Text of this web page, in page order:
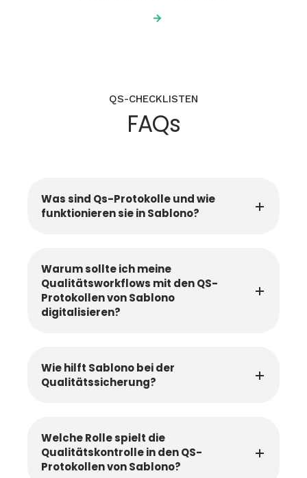
QS-CHECKLISTEN
FAQs
Was sind Qs-Protokolle und wie
funktionieren sie in Sablono?
Warum sollte ich meine
Qualitätsworkflows mit den QS-
Protokollen von Sablono
digitalisieren?
Wie hilft Sablono bei der
Qualitätssicherung?
Welche Rolle spielt die
Qualitätskontrolle in den QS-
Protokollen von Sablono?